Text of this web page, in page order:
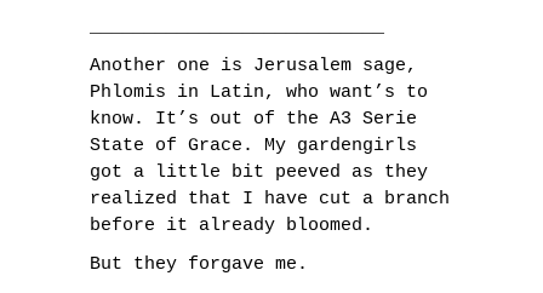
Another one is Jerusalem sage,
Phlomis in Latin, who want’s to
know. It’s out of the A3 Serie
State of Grace. My gardengirls
got a little bit peeved as they
realized that I have cut a branch
before it already bloomed.
But they forgave me.